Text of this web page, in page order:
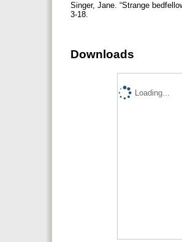
Singer, Jane. “Strange
3-18.
Downloads
Loading...